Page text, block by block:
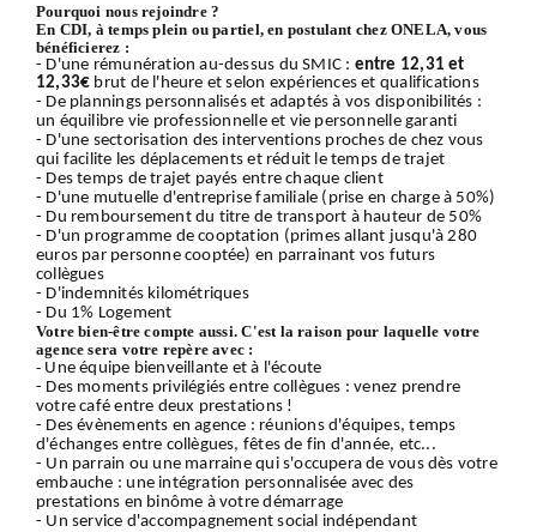
Pourquoi nous rejoindre ?
En CDI, à temps plein ou partiel, en postulant chez ONELA, vous
bénéficierez :
- D'une rémunération au-dessus du SMIC : entre 12,31 et
12,33€ brut de l'heure et selon expériences et qualifications
- De plannings personnalisés et adaptés à vos disponibilités :
un équilibre vie professionnelle et vie personnelle garanti
- D'une sectorisation des interventions proches de chez vous
qui facilite les déplacements et réduit le temps de trajet
- Des temps de trajet payés entre chaque client
- D'une mutuelle d'entreprise familiale (prise en charge à 50%)
- Du remboursement du titre de transport à hauteur de 50%
- D'un programme de cooptation (primes allant jusqu'à 280
euros par personne cooptée) en parrainant vos futurs
collègues
- D'indemnités kilométriques
- Du 1% Logement
Votre bien-être compte aussi. C'est la raison pour laquelle votre
agence sera votre repère avec :
- Une équipe bienveillante et à l'écoute
- Des moments privilégiés entre collègues : venez prendre
votre café entre deux prestations !
- Des évènements en agence : réunions d'équipes, temps
d'échanges entre collègues, fêtes de fin d'année, etc...
- Un parrain ou une marraine qui s'occupera de vous dès votre
embauche : une intégration personnalisée avec des
prestations en binôme à votre démarrage
- Un service d'accompagnement social indépendant